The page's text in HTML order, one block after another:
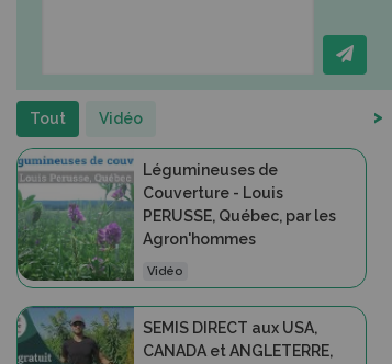
Tout Vidéo >
Légumineuses de
Couverture - Louis
PERUSSE, Québec, par les
Agron'hommes
Vidéo
SEMIS DIRECT aux USA,
CANADA et ANGLETERRE,